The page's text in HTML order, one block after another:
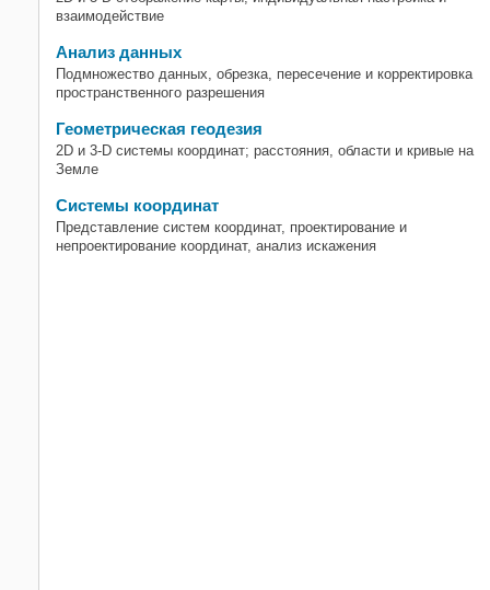
взаимодействие
Анализ данных
Подмножество данных, обрезка, пересечение и корректировка
пространственного разрешения
Геометрическая геодезия
2D и 3-D системы координат; расстояния, области и кривые на
Земле
Системы координат
Представление систем координат, проектирование и
непроектирование координат, анализ искажения